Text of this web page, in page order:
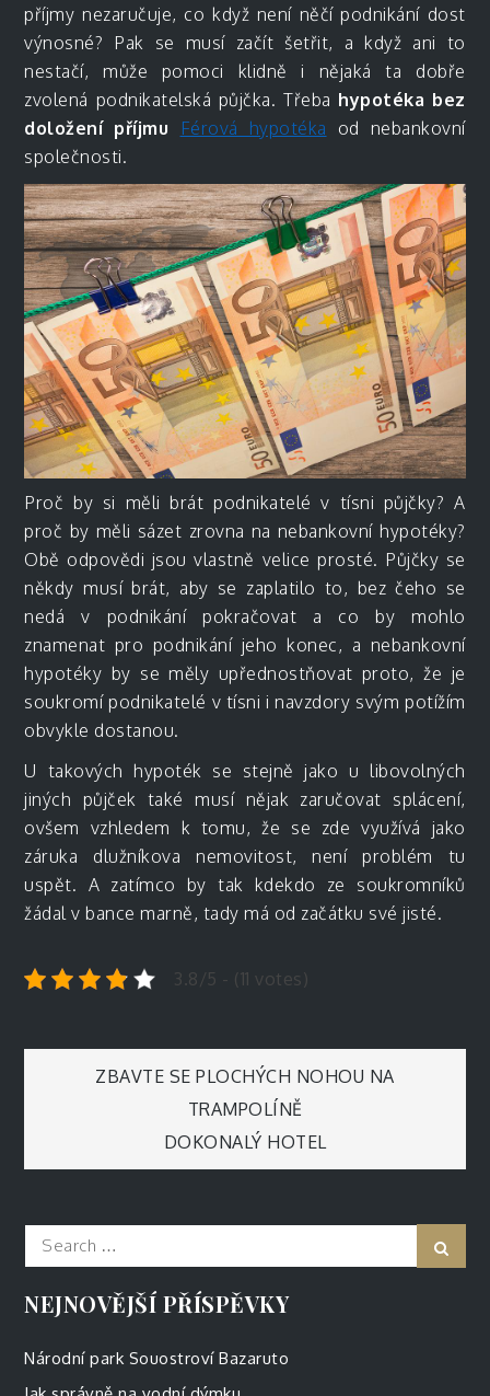
příjmy nezaručuje, co když není něčí podnikání dost
výnosné? Pak se musí začít šetřit, a když ani to
nestačí, může pomoci klidně i nějaká ta dobře
zvolená podnikatelská půjčka. Třeba hypotéka bez
doložení příjmu
Férová hypotéka od nebankovní
společnosti.
Proč by si měli brát podnikatelé v tísni půjčky? A
proč by měli sázet zrovna na nebankovní hypotéky?
Obě odpovědi jsou vlastně velice prosté. Půjčky se
někdy musí brát, aby se zaplatilo to, bez čeho se
nedá v podnikání pokračovat a co by mohlo
znamenat pro podnikání jeho konec, a nebankovní
hypotéky by se měly upřednostňovat proto, že je
soukromí podnikatelé v tísni i navzdory svým potížím
obvykle dostanou.
U takových hypoték se stejně jako u libovolných
jiných půjček také musí nějak zaručovat splácení,
ovšem vzhledem k tomu, že se zde využívá jako
záruka dlužníkova nemovitost, není problém tu
uspět. A zatímco by tak kdekdo ze soukromníků
žádal v bance marně, tady má od začátku své jisté.
3.8/5 - (11 votes)
Navigace
ZBAVTE SE PLOCHÝCH NOHOU NA
TRAMPOLÍNĚ
DOKONALÝ HOTEL
Search
for:
NEJNOVĚJŠÍ PŘÍSPĚVKY
Národní park Souostroví Bazaruto